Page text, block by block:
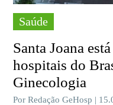
Saúde
Santa Joana
hospitais do
Ginecologia
Por Redação GeHosp |